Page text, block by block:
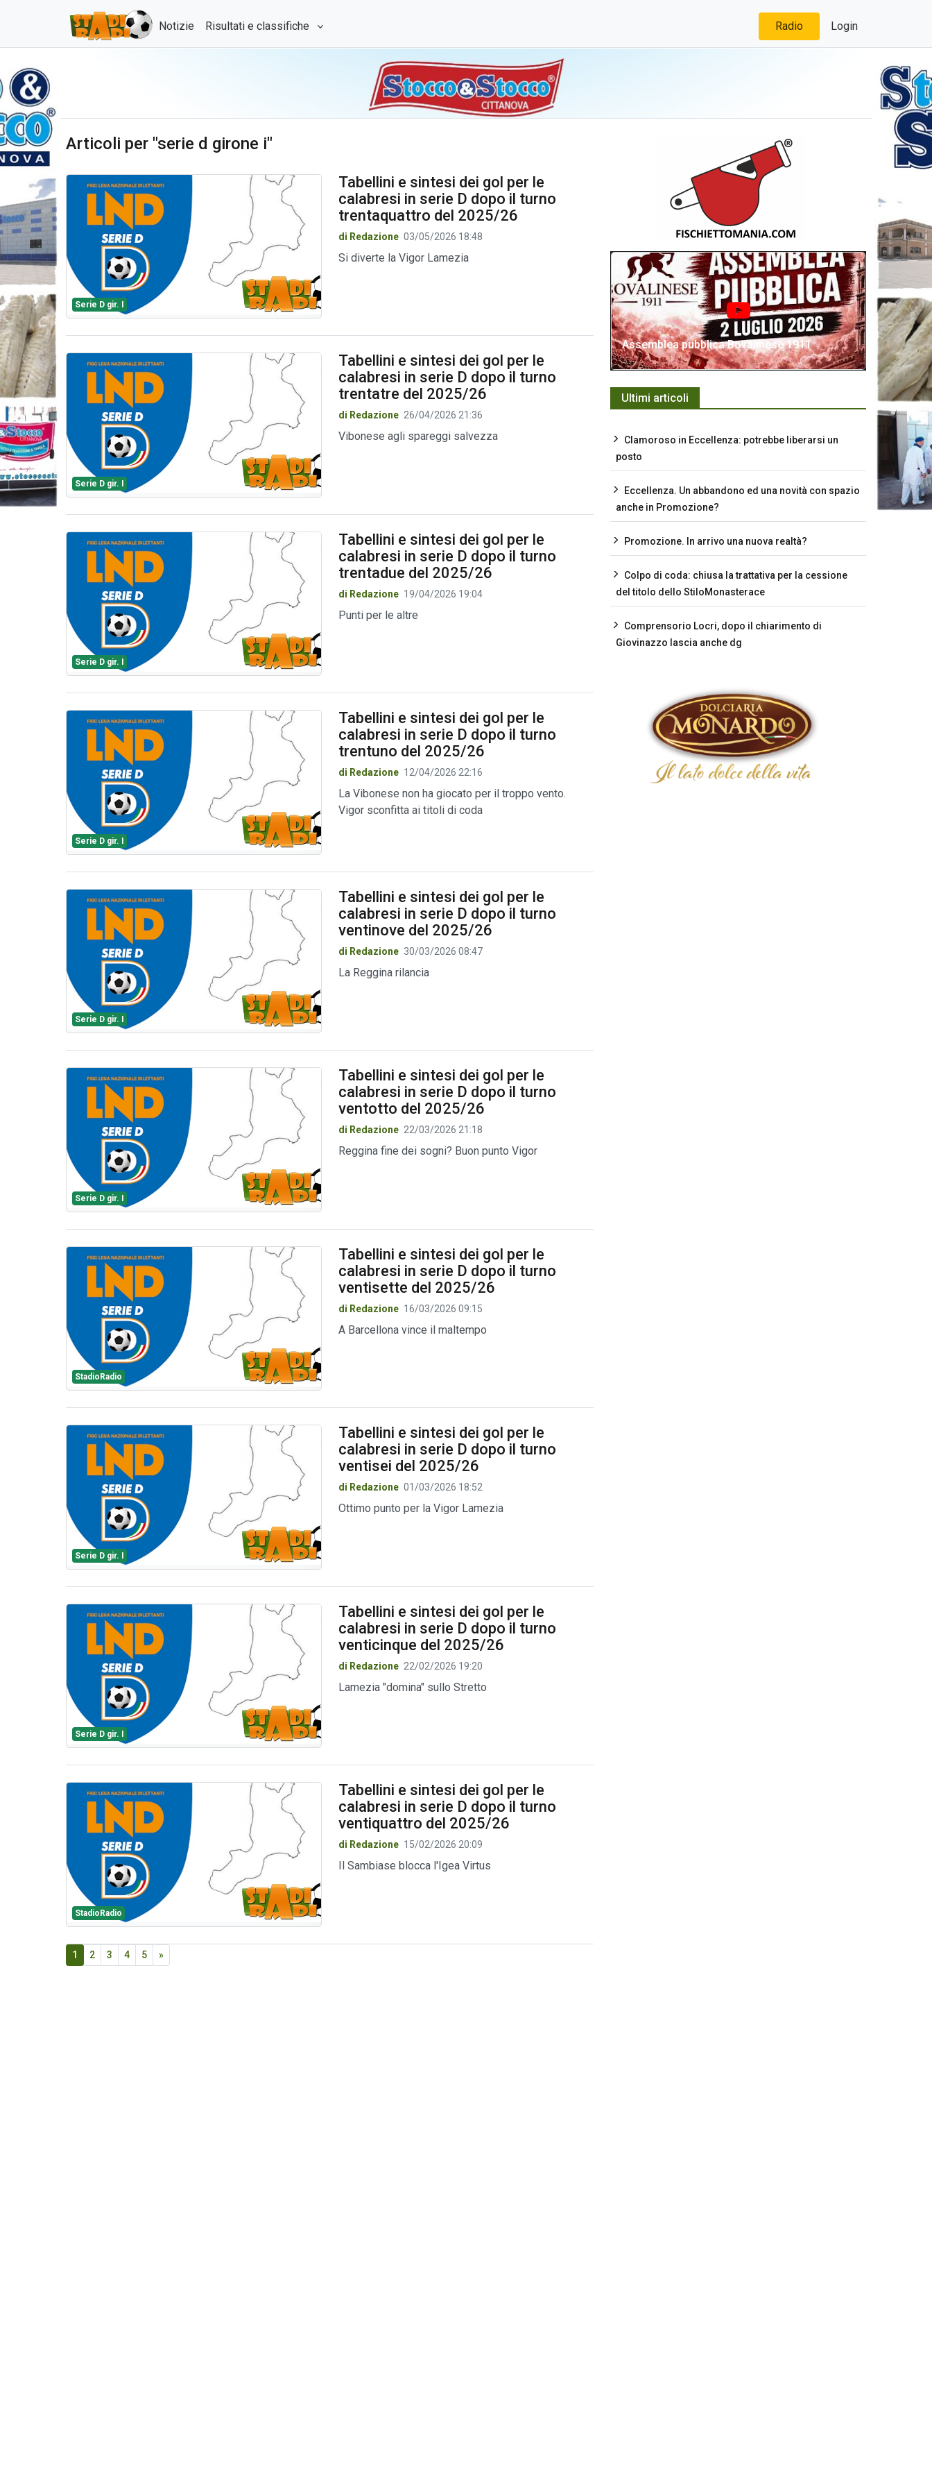
Notizie Risultati e classifiche Radio Login
Articoli per "serie d girone i"
Serie D gir. I
Tabellini e sintesi dei gol per le
calabresi in serie D dopo il turno
trentaquattro del 2025/26
di Redazione 03/05/2026 18:48
Si diverte la Vigor Lamezia
Serie D gir. I
Tabellini e sintesi dei gol per le
calabresi in serie D dopo il turno
trentatre del 2025/26
di Redazione 26/04/2026 21:36
Vibonese agli spareggi salvezza
Serie D gir. I
Tabellini e sintesi dei gol per le
calabresi in serie D dopo il turno
trentadue del 2025/26
di Redazione 19/04/2026 19:04
Punti per le altre
Serie D gir. I
Tabellini e sintesi dei gol per le
calabresi in serie D dopo il turno
trentuno del 2025/26
di Redazione 12/04/2026 22:16
La Vibonese non ha giocato per il troppo vento.
Vigor sconfitta ai titoli di coda
Serie D gir. I
Tabellini e sintesi dei gol per le
calabresi in serie D dopo il turno
ventinove del 2025/26
di Redazione 30/03/2026 08:47
La Reggina rilancia
Serie D gir. I
Tabellini e sintesi dei gol per le
calabresi in serie D dopo il turno
ventotto del 2025/26
di Redazione 22/03/2026 21:18
Reggina fine dei sogni? Buon punto Vigor
StadioRadio
Tabellini e sintesi dei gol per le
calabresi in serie D dopo il turno
ventisette del 2025/26
di Redazione 16/03/2026 09:15
A Barcellona vince il maltempo
Serie D gir. I
Tabellini e sintesi dei gol per le
calabresi in serie D dopo il turno
ventisei del 2025/26
di Redazione 01/03/2026 18:52
Ottimo punto per la Vigor Lamezia
Serie D gir. I
Tabellini e sintesi dei gol per le
calabresi in serie D dopo il turno
venticinque del 2025/26
di Redazione 22/02/2026 19:20
Lamezia "domina" sullo Stretto
StadioRadio
Tabellini e sintesi dei gol per le
calabresi in serie D dopo il turno
ventiquattro del 2025/26
di Redazione 15/02/2026 20:09
Il Sambiase blocca l'Igea Virtus
1 2 3 4 5 »
Assemblea pubblica Bovalinese 1911
Ultimi articoli
Clamoroso in Eccellenza: potrebbe liberarsi un
posto
Eccellenza. Un abbandono ed una novità con spazio
anche in Promozione?
Promozione. In arrivo una nuova realtà?
Colpo di coda: chiusa la trattativa per la cessione
del titolo dello StiloMonasterace
Comprensorio Locri, dopo il chiarimento di
Giovinazzo lascia anche dg